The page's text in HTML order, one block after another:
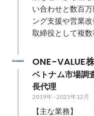
い合わせと数百
ング支援や営業
取締役として複数
ONE-VALUE
ベトナム市場調
長代理
2019年-2025年12月
【主な業務】